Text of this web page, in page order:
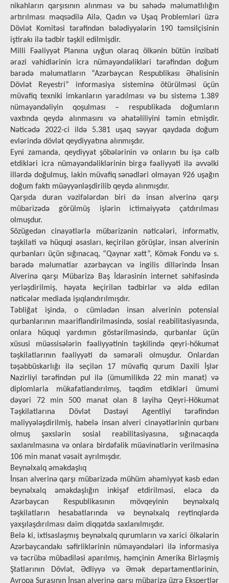
nikahların qarşısının alınması və bu sahədə məlumatlılığın
artırılması məqsədilə Ailə, Qadın və Uşaq Problemləri üzrə
Dövlət Komitəsi tərəfindən bələdiyyələrin 190 təmsilçisinin
iştirakı ilə tədbir təşkil edilmişdir.
Milli Fəaliyyət Planına uyğun olaraq ölkənin bütün inzibati
ərazi vahidlərinin icra nümayəndəlikləri tərəfindən doğum
barədə məlumatların “Azərbaycan Respublikası Əhalisinin
Dövlət Reyestri” informasiya sisteminə ötürülməsi üçün
müvafiq texniki imkanların yaradılması və bu sistemə 1.389
nümayəndəliyin qoşulması – respublikada doğumların
vaxtında qeydə alınmasını və əhatəliliyini təmin etmişdir.
Nəticədə 2022-ci ildə 5.381 uşaq səyyar qaydada doğum
evlərində dövlət qeydiyyatına alınmışdır.
Eyni zamanda, qeydiyyat şöbələrinin və onların bu işə cəlb
etdikləri icra nümayəndəliklərinin birgə fəaliyyəti ilə əvvəlki
illərdə doğulmuş, lakin müvafiq sənədləri olmayan 926 uşağın
doğum faktı müəyyənləşdirilib qeydə alınmışdır.
Qarşıda duran vəzifələrdən biri də insan alverinə qarşı
mübarizədə görülmüş işlərin ictimaiyyətə çatdırılması
olmuşdur.
Sözügedən cinayətlərlə mübarizənin nəticələri, informativ,
təşkilati və hüquqi əsasları, keçirilən görüşlər, insan alverinin
qurbanları üçün sığınacaq, “Qaynar xətt”, Kömək Fondu və s.
barədə məlumatlar azərbaycan və ingilis dillərində İnsan
Alverinə qarşı Mübarizə Baş İdarəsinin internet səhifəsində
yerləşdirilmiş, həyata keçirilən tədbirlər və əldə edilən
nəticələr mediada işıqlаndırılmışdır.
Təbliğat işində, o cümlədən insan alverinin potensial
qurbanlarının maarifləndirilməsində, sosial reabilitasiyasında,
onlara hüquqi yardımın göstərilməsində, qurbanlar üçün
xüsusi müəssisələrin fəaliyyətinin təşkilində qeyri-hökumət
təşkilatlarının fəaliyyəti də səmərəli olmuşdur. Onlardan
təşəbbüskarlığı ilə seçilən 17 müvafiq qurum Daxili İşlər
Nazirliyi tərəfindən pul ilə (ümumilikdə 22 min manat) və
diplomlarla mükafatlandırılmış, təqdim etdikləri ümumi
dəyəri 72 min 500 manat olan 8 layihə Qeyri-Hökumət
Təşkilatlarına Dövlət Dəstəyi Agentliyi tərəfindən
maliyyələşdirilmiş, habelə insan alveri cinayətlərinin qurbanı
olmuş şəxslərin sosial reabilitasiyasına, sığınacaqda
saxlanılmasına və onlara birdəfəlik müavinətlərin verilməsinə
106 min manat vəsait ayrılmışdır.
Beynəlxalq əməkdaşlıq
İnsan alverinə qarşı mübarizədə mühüm əhəmiyyət kəsb edən
beynəlxalq əməkdaşlığın inkişaf etdirilməsi, eləcə də
Azərbaycan Respublikasının mövqeyinin beynəlxalq
təşkilatların hesabatlarında və beynəlxalq reytinqlərdə
yaxşılaşdırılması daim diqqətdə saxlanılmışdır.
Belə ki, ixtisaslaşmış bеynəlхаlq qurumların və xarici ölkələrin
Аzərbаycаndаkı səfirliklərinin nümayəndələri ilə infоrmаsiyа
və təcrübə mübadiləsi aparılmış, həmçinin Amerika Birləşmiş
Ştatlarının Dövlət, Ədliyyə və Əmək departamentlərinin,
Avropa Şurasının İnsan alverinə qarşı mübarizə üzrə Ekspertlər